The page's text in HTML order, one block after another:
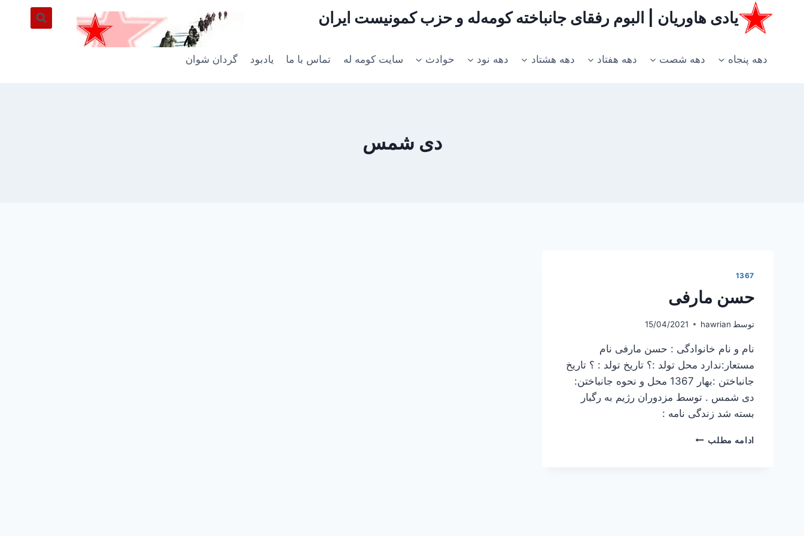
یادی هاوریان | البوم رفقای جانباخته کومه‌له و حزب کمونیست ایران
دهه پنجاه دهه شصت دهه هفتاد دهه هشتاد دهه نود حوادث سایت کومه له تماس با ما یادبود گردان شوان
دی شمس
1367
حسن مارفی
توسط hawrian
15/04/2021
نام و نام خانوادگی : حسن مارفی نام
مستعار:ندارد محل تولد :؟ تاریخ تولد : ؟ تاریخ
جانباختن :بهار 1367 محل و نحوه جانباختن:
دی شمس . توسط مزدوران رژیم به رگبار
بسته شد زندگی نامه :
ادامه مطلب حسن